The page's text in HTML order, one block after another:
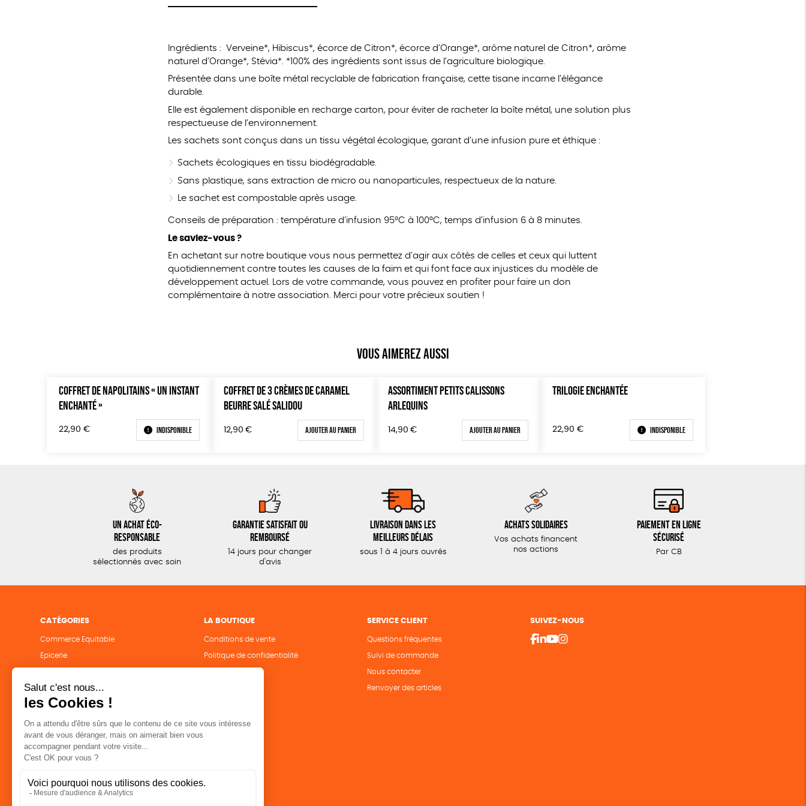
Ingrédients : Verveine*, Hibiscus*, écorce de Citron*, écorce d’Orange*, arôme naturel de Citron*, arôme
naturel d’Orange*, Stévia*. *100% des ingrédients sont issus de l’agriculture biologique.
Présentée dans une boîte métal recyclable de fabrication française, cette tisane incarne l’élégance
durable.
Elle est également disponible en recharge carton, pour éviter de racheter la boîte métal, une solution plus
respectueuse de l’environnement.
Les sachets sont conçus dans un tissu végétal écologique, garant d’une infusion pure et éthique :
Sachets écologiques en tissu biodégradable.
Sans plastique, sans extraction de micro ou nanoparticules, respectueux de la nature.
Le sachet est compostable après usage.
Conseils de préparation : température d’infusion 95°C à 100°C, temps d’infusion 6 à 8 minutes.
Le saviez-vous ?
En achetant sur notre boutique vous nous permettez d’agir aux côtés de celles et ceux qui luttent
quotidiennement contre toutes les causes de la faim et qui font face aux injustices du modèle de
développement actuel. Lors de votre commande, vous pouvez en profiter pour faire un don
complémentaire à notre association. Merci pour votre précieux soutien !
Vous aimerez aussi
COFFRET DE NAPOLITAINS « UN INSTANT
ENCHANTÉ »
22,90 € Indisponible
COFFRET DE 3 CRÈMES DE CARAMEL
BEURRE SALÉ SALIDOU
12,90 € Ajouter au panier
ASSORTIMENT PETITS CALISSONS
ARLEQUINS
14,90 € Ajouter au panier
TRILOGIE ENCHANTÉE
22,90 € Indisponible
Un achat éco-
responsable
des produits
sélectionnés avec soin
Garantie satisfait ou
remboursé
14 jours pour changer
d'avis
Livraison dans les
meilleurs délais
sous 1 à 4 jours ouvrés
Achats solidaires
Vos achats financent
nos actions
Paiement en ligne
sécurisé
Par CB
CATÉGORIES
Commerce Equitable
Epicerie
Accessoires
Bien-être
Papeterie
Livres
Jeux
LA BOUTIQUE
Conditions de vente
Politique de confidentialité
Mentions légales
SERVICE CLIENT
Questions fréquentes
Suivi de commande
Nous contacter
Renvoyer des articles
SUIVEZ-NOUS